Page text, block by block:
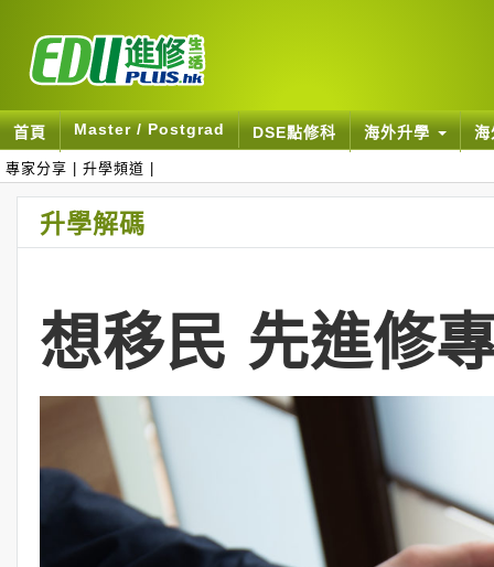
首頁 Master / Postgrad DSE點修科 海外升學
專家分享 升學頻道
升學解碼
想移民 先進修